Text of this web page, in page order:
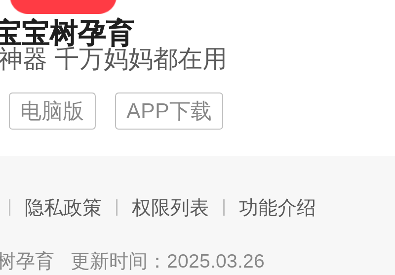
宝树孕育
器 千万妈妈都在用
电脑版 APP下载
隐私政策 权限列表 功能介绍
孕育 更新时间：2025.03.26